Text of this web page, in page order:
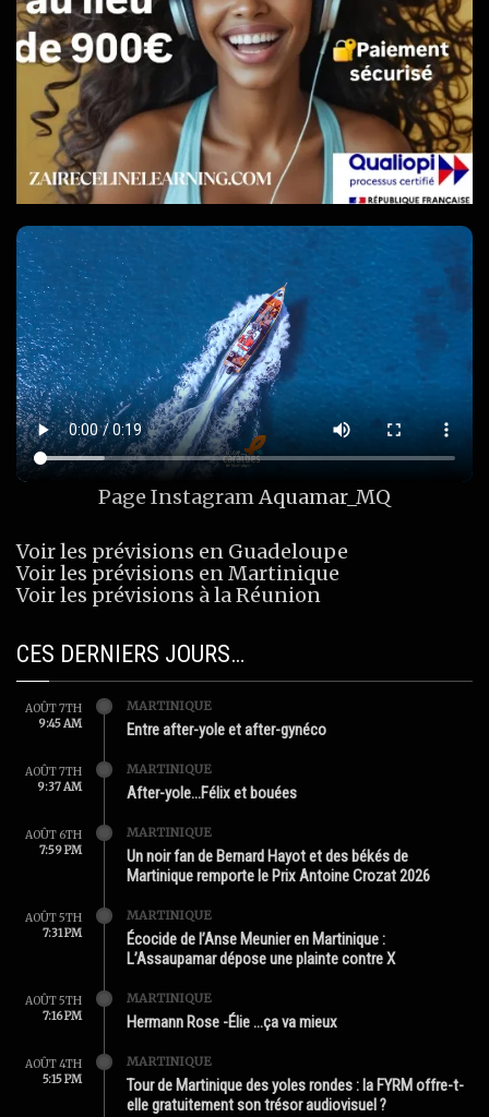
Page InstagramAquamar_MQ
Voir les prévisions en Guadeloupe
Voir les prévisions en Martinique
Voir les prévisions à la Réunion
CES DERNIERS JOURS…
AOÛT 7TH
9:45 AM
MARTINIQUE
Entre after-yole et after-gynéco
AOÛT 7TH
9:37 AM
MARTINIQUE
After-yole…Félix et bouées
AOÛT 6TH
7:59 PM
MARTINIQUE
Un noir fan de Bernard Hayot et des békés de
Martinique remporte le Prix Antoine Crozat 2026
AOÛT 5TH
7:31 PM
MARTINIQUE
Écocide de l’Anse Meunier en Martinique :
L’Assaupamar dépose une plainte contre X
AOÛT 5TH
7:16 PM
MARTINIQUE
Hermann Rose -Élie …ça va mieux
AOÛT 4TH
5:15 PM
MARTINIQUE
Tour de Martinique des yoles rondes : la FYRM offre-t-
elle gratuitement son trésor audiovisuel ?